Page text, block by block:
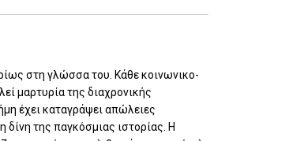
στη γλώσσα του. Κάθε κοινωνικο-
μαρτυρία της διαχρονικής
έχει καταγράψει απώλειες
της παγκόσμιας ιστορίας. Η